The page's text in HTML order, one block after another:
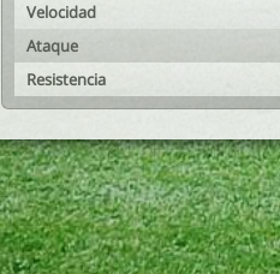
Velocidad
Ataque
Resistencia